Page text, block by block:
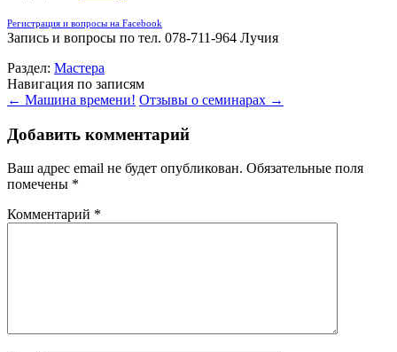
Регистрация и вопросы на Facebook
Запись и вопросы по тел. 078-711-964 Лучия
Раздел: Мастера
Навигация по записям
← Машина времени! Отзывы о семинарах →
Добавить комментарий
Ваш адрес email не будет опубликован. Обязательные поля
помечены *
Комментарий *